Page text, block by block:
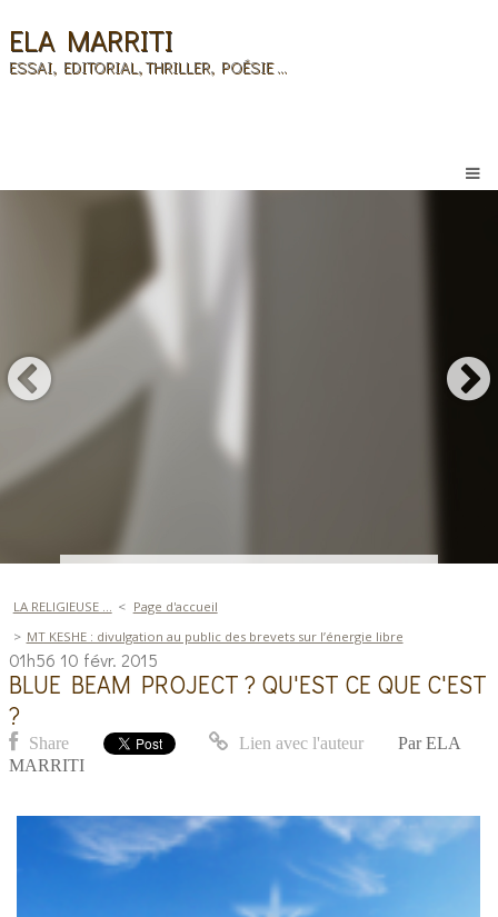
ELA MARRITI
ESSAI, EDITORIAL, THRILLER, POÉSIE ...
LA RELIGIEUSE ...
Page d'accueil
MT KESHE : divulgation au public des brevets sur l’énergie libre
01h56 10 févr. 2015
BLUE BEAM PROJECT ? QU'EST CE QUE C'EST
?
Share Lien avec l'auteur Par ELA
MARRITI